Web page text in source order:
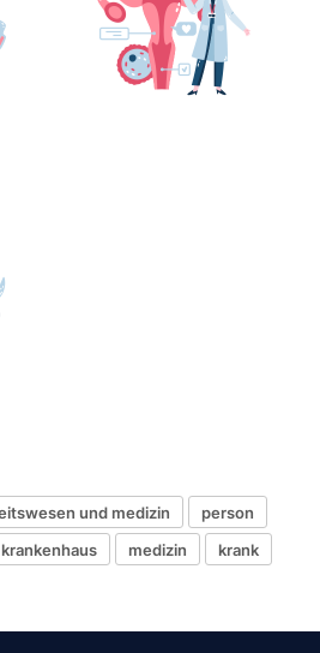
und medizin
person
krankenhaus medizin
krank